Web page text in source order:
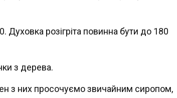
розігріта повинна бути до 180
з дерева.
з них просочуємо звичайним сиропом,